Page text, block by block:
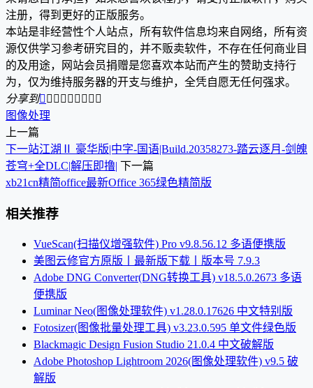
注册，得到更好的正版服务。
本站是非经营性个人站点，所有软件信息均来自网络，所有资
源仅供学习参考研究目的，并不贩卖软件，不存在任何商业目
的及用途，网站会员捐赠是您喜欢本站而产生的赞助支持行
为，仅为维持服务器的开支与维护，全凭自愿无任何强求。
分享到        
图像处理
上一篇
下一站江湖Ⅱ 豪华版|中字-国语|Build.20358273-踏云逐月-剑魄
苍穹+全DLC|解压即撸| 下一篇
xb21cn精简office最新Office 365绿色精简版
相关推荐
VueScan(扫描仪增强软件) Pro v9.8.56.12 多语便携版
美图云修官方原版丨最新版下载丨版本号 7.9.3
Adobe DNG Converter(DNG转换工具) v18.5.0.2673 多语
便携版
Luminar Neo(图像处理软件) v1.28.0.17626 中文特别版
Fotosizer(图像批量处理工具) v3.23.0.595 单文件绿色版
Blackmagic Design Fusion Studio 21.0.4 中文破解版
Adobe Photoshop Lightroom 2026(图像处理软件) v9.5 破
解版